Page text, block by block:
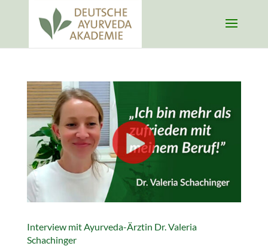
Interview mit Ayurveda-Ärztin Dr. Valeria
Schachinger